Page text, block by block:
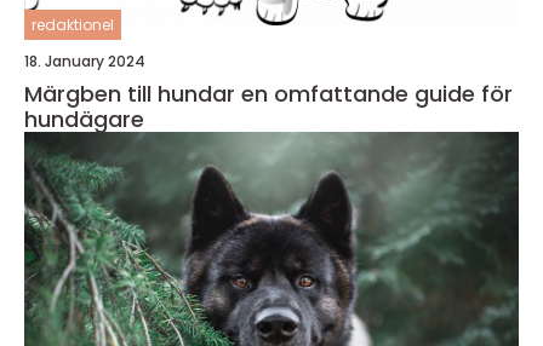
redaktionel
18. January 2024
Märgben till hundar en omfattande guide för
hundägare